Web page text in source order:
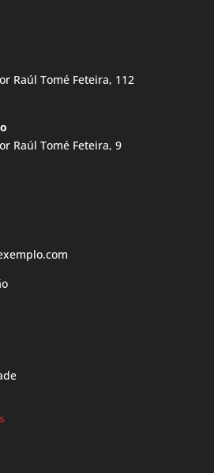
Raúl Tomé Feteira, 112
Raúl Tomé Feteira, 9